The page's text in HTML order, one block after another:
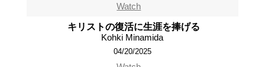
Watch
キリストの復活に生涯を捧げる
Kohki Minamida
04/20/2025